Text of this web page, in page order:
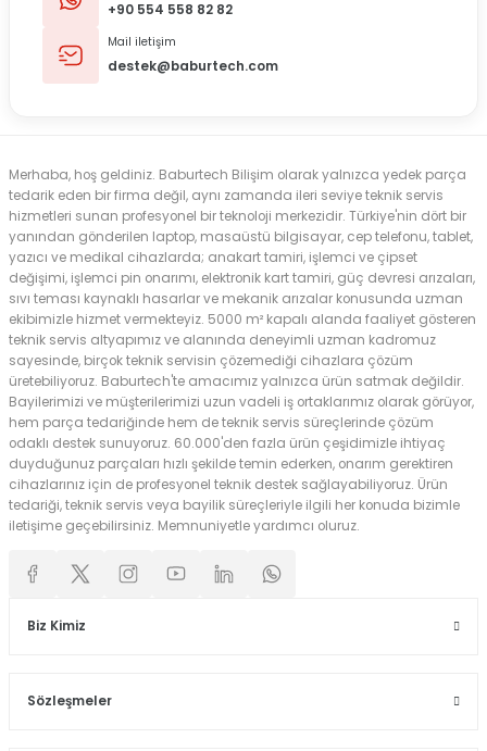
+90 554 558 82 82
Mail iletişim
destek@baburtech.com
Merhaba, hoş geldiniz. Baburtech Bilişim olarak yalnızca yedek parça
tedarik eden bir firma değil, aynı zamanda ileri seviye teknik servis
hizmetleri sunan profesyonel bir teknoloji merkezidir. Türkiye'nin dört bir
yanından gönderilen laptop, masaüstü bilgisayar, cep telefonu, tablet,
yazıcı ve medikal cihazlarda; anakart tamiri, işlemci ve çipset
değişimi, işlemci pin onarımı, elektronik kart tamiri, güç devresi arızaları,
sıvı teması kaynaklı hasarlar ve mekanik arızalar konusunda uzman
ekibimizle hizmet vermekteyiz. 5000 m² kapalı alanda faaliyet gösteren
teknik servis altyapımız ve alanında deneyimli uzman kadromuz
sayesinde, birçok teknik servisin çözemediği cihazlara çözüm
üretebiliyoruz. Baburtech'te amacımız yalnızca ürün satmak değildir.
Bayilerimizi ve müşterilerimizi uzun vadeli iş ortaklarımız olarak görüyor,
hem parça tedariğinde hem de teknik servis süreçlerinde çözüm
odaklı destek sunuyoruz. 60.000'den fazla ürün çeşidimizle ihtiyaç
duyduğunuz parçaları hızlı şekilde temin ederken, onarım gerektiren
cihazlarınız için de profesyonel teknik destek sağlayabiliyoruz. Ürün
tedariği, teknik servis veya bayilik süreçleriyle ilgili her konuda bizimle
iletişime geçebilirsiniz. Memnuniyetle yardımcı oluruz.
Biz Kimiz
Sözleşmeler